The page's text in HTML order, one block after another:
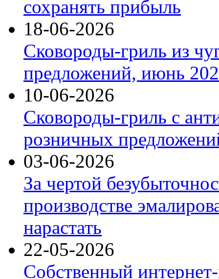
сохранять прибыль
18-06-2026
Сковороды-гриль из
предложений, июнь
10-06-2026
Сковороды-гриль с
розничных
03-06-2026
За чертой
производстве
нарастать
22-05-2026
Собственный